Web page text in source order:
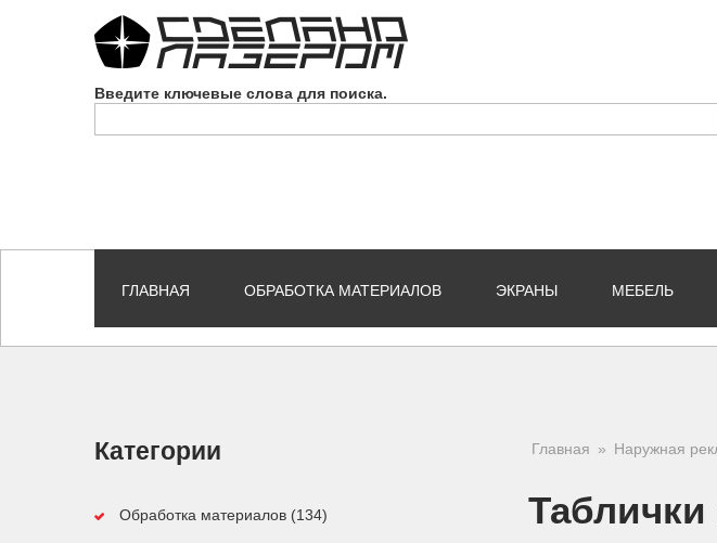
Введите ключевые слова для поиска.
ГЛАВНАЯ ОБРАБОТКА МАТЕРИАЛОВ ЭКРАНЫ МЕБЕЛЬ
Категории
Обработка материалов (134)
Вы здесь
Главная » Наружная